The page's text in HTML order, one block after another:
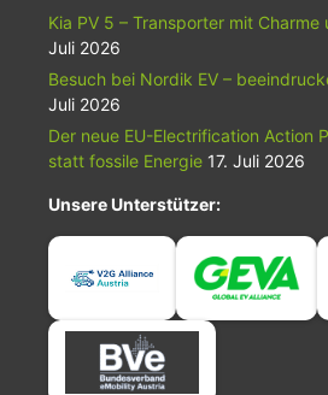
Kia PV 5 – Transporter mit Charme
Juli 2026
Besuch bei Nordik EV –
Juli 2026
Der neue EU-Electrification Action
statt fossile Energie 17. Juli 2026
Unsere Unterstützer: